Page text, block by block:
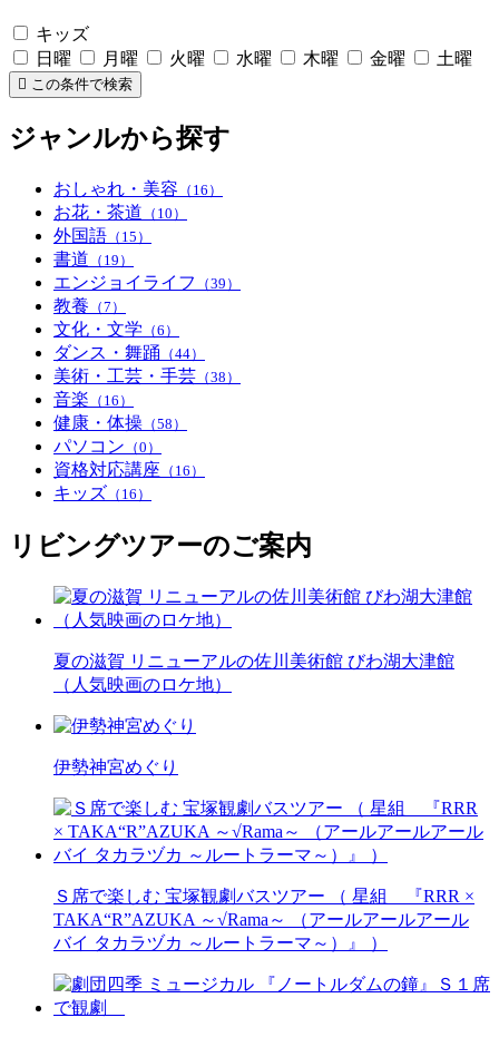
キッズ
日曜
月曜 火曜 水曜 木曜 金曜 土曜
この条件で検索
ジャンルから探す
おしゃれ・美容 （16）
お花・茶道 （10）
外国語 （15）
書道 （19）
エンジョイライフ （39）
教養 （7）
文化・文学 （6）
ダンス・舞踊 （44）
美術・工芸・手芸 （38）
音楽 （16）
健康・体操 （58）
パソコン （0）
資格対応講座 （16）
キッズ （16）
リビングツアーのご案内
夏の滋賀 リニューアルの佐川美術館 びわ湖大津館
（人気映画のロケ地）
伊勢神宮めぐり
Ｓ席で楽しむ 宝塚観劇バスツアー （ 星組 『RRR ×
TAKA“R”AZUKA ～√Rama～ （アールアールアール
バイ タカラヅカ ～ルートラーマ～）』 ）